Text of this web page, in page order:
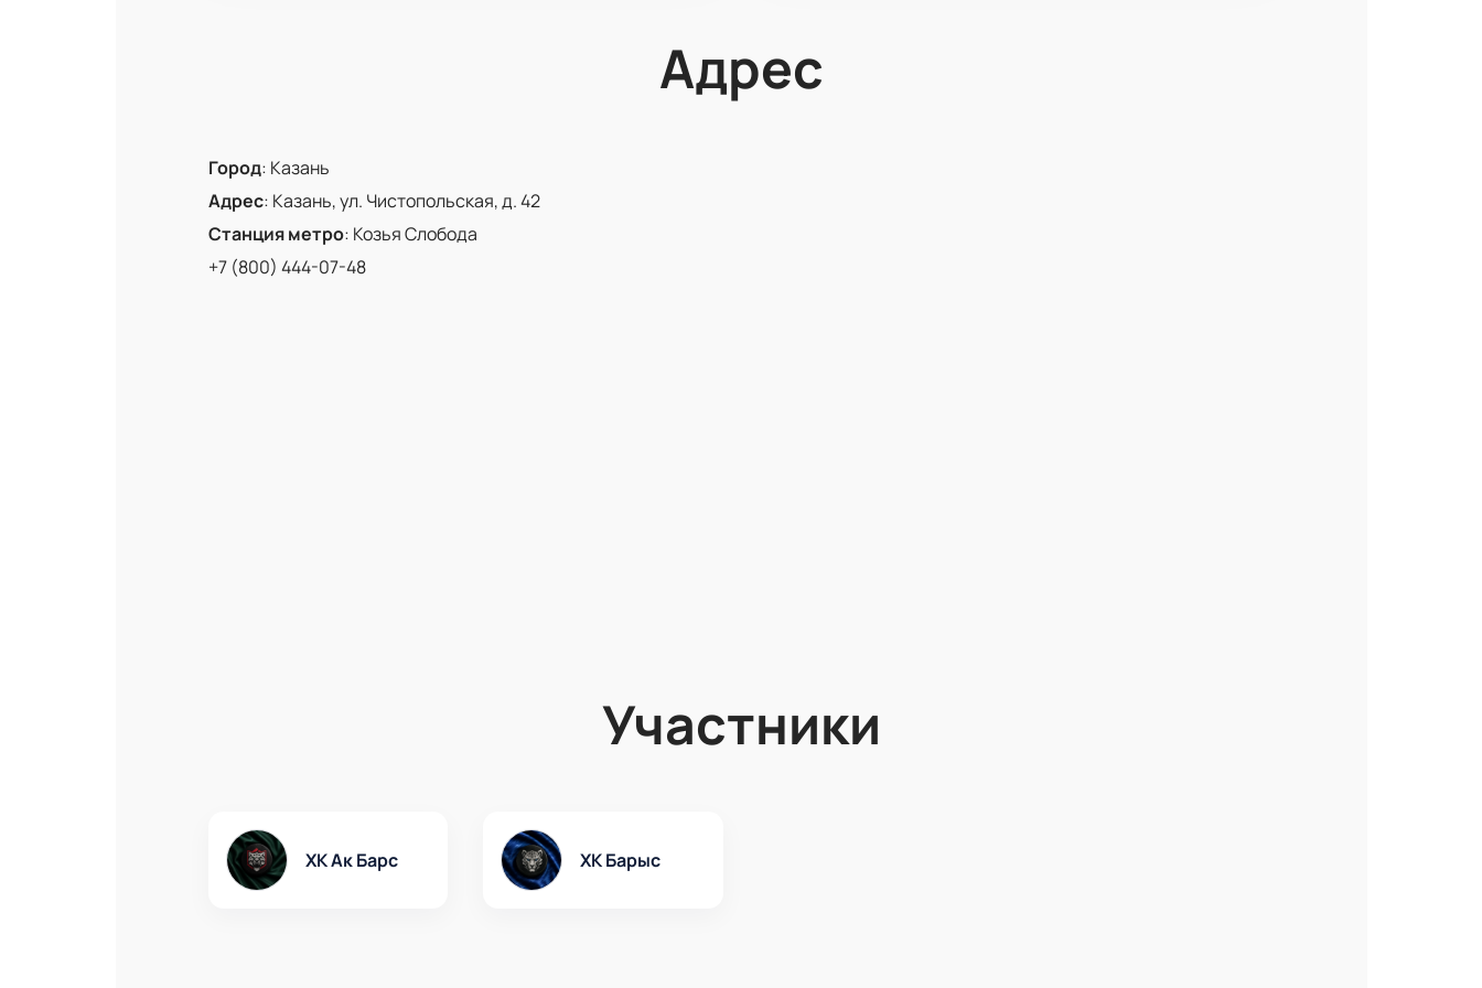
Адрес
Город: Казань
Адрес: Казань, ул. Чистопольская, д. 42
Станция метро: Козья Слобода
+7 (800) 444-07-48
Участники
ХК Ак Барс ХК Барыс